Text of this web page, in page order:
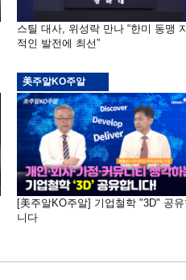
스틸 대사, 위성락 만나 “한미 동맹
적인 발전에 최선”
美주알KO주알
[美주알KO주알] 기업철학 "3D" 공
니다